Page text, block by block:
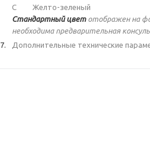
C
Желто-зеленый
Стандартный цветотображен на
необходима предварительная
Дополнительные технические